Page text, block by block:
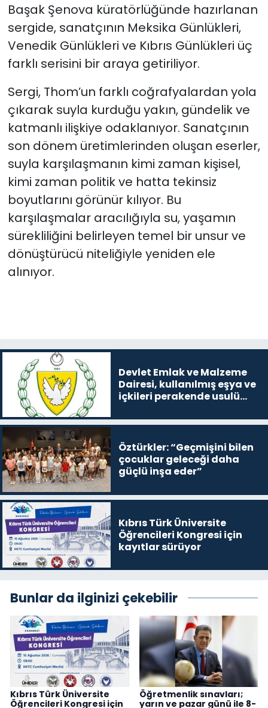
Başak Şenova küratörlüğünde hazırlanan
sergide, sanatçının Meksika Günlükleri,
Venedik Günlükleri ve Kıbrıs Günlükleri üç
farklı serisini bir araya getiriliyor.
Sergi, Thom’un farklı coğrafyalardan yola
çıkarak suyla kurduğu yakın, gündelik ve
katmanlı ilişkiye odaklanıyor. Sanatçının
son dönem üretimlerinden oluşan eserler,
suyla karşılaşmanın kimi zaman kişisel,
kimi zaman politik ve hatta tekinsiz
boyutlarını görünür kılıyor. Bu
karşılaşmalar aracılığıyla su, yaşamın
sürekliliğini belirleyen temel bir unsur ve
dönüştürücü niteliğiyle yeniden ele
alınıyor.
Devlet Emlak ve Malzeme
Dairesi, kullanılmış eşya ve
içkileri perakende usulü
Öztürkler: “Geçmişini bilen
çocuklar geleceği daha
güçlü inşa eder”
Kıbrıs Türk Üniversite
Öğrencileri Kongresi için
kayıtlar sürüyor
Bunlar da ilginizi çekebilir
Kıbrıs Türk Üniversite
Öğrencileri Kongresi için
Öğretmenlik sınavları;
yarın ve pazar günü ile 8-